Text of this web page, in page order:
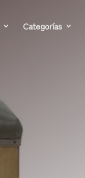
Categorías